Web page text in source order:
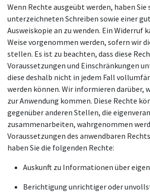
Wenn Rechte ausgeübt werden, haben
unterzeichneten Schreiben sowie einer
Ausweiskopie an zu wenden. Ein Widerruf
Weise vorgenommen werden, sofern wir
stellen. Es ist zu beachten, dass diese
Voraussetzungen und Einschränkungen
diese deshalb nicht in jedem Fall
werden können. Wir informieren darüber,
zur Anwendung kommen. Diese Rechte
gegenüber anderen Stellen, die
zusammenarbeiten, wahrgenommen
Voraussetzungen des anwendbaren
haben Sie die folgenden Rechte:
Auskunft zu Informationen über
Berichtigung unrichtiger oder